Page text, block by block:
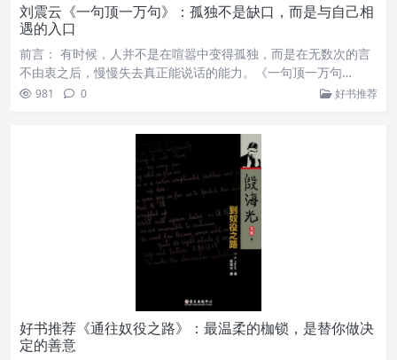
刘震云《一句顶一万句》：孤独不是缺口，而是与自己相
遇的入口
前言： 有时候，人并不是在喧嚣中变得孤独，而是在无数次的言
不由衷之后，慢慢失去真正能说话的能力。《一句顶一万句…
981 0 好书推荐
好书推荐《通往奴役之路》：最温柔的枷锁，是替你做决
定的善意